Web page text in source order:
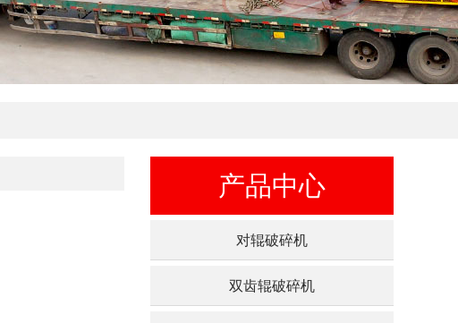
产品中心
对辊破碎机
双齿辊破碎机